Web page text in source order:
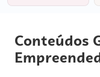
Conteúdos